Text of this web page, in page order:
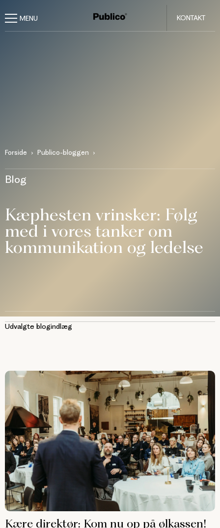
KONTAKT
Forside Publico-bloggen
Blog
Kæphesten vrinsker: Følg
med i vores tanker om
kommunikation og ledelse
Udvalgte blogindlæg
Kære direktør: Kom nu op på ølkassen!